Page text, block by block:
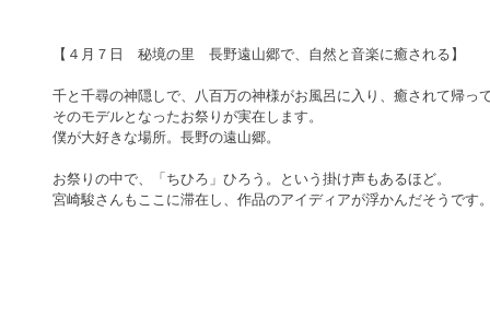
【４月７日　秘境の里　長野遠山郷で、自然と音楽に癒される】
千と千尋の神隠しで、八百万の神様がお風呂に入り、癒されて帰っ
そのモデルとなったお祭りが実在します。
僕が大好きな場所。長野の遠山郷。
お祭りの中で、「ちひろ」ひろう。という掛け声もあるほど。
宮崎駿さんもここに滞在し、作品のアイディアが浮かんだそうです